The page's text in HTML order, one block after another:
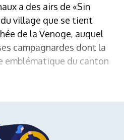
a des airs de «Sin
du village que se tient
de la Venoge, auquel
campagnardes dont la
emblématique du canton